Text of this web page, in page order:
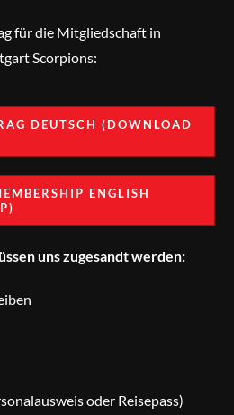
für die Mitgliedschaft in
Scorpions:
DEUTSCH (DOWNLOAD
ENGLISH
uns zugesandt werden:
oder Reisepass)